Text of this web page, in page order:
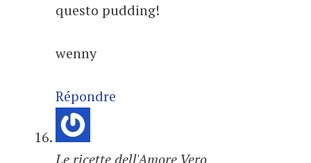
questo pudding!
wenny
Répondre
Le ricette dell'Amore Vero